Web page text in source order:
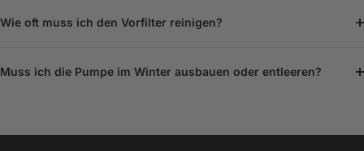
Wie oft muss ich den Vorfilter reinigen?
Muss ich die Pumpe im Winter ausbauen oder entleeren?